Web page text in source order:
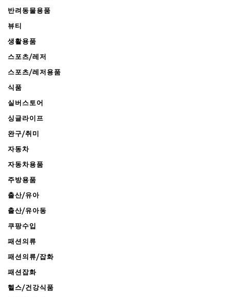
반려동물용품
뷰티
생활용품
스포츠/레저
스포츠/레저용품
식품
실버스토어
싱글라이프
완구/취미
자동차
자동차용품
주방용품
출산/유아
출산/유아동
쿠팡수입
패션의류
패션의류/잡화
패션잡화
헬스/건강식품